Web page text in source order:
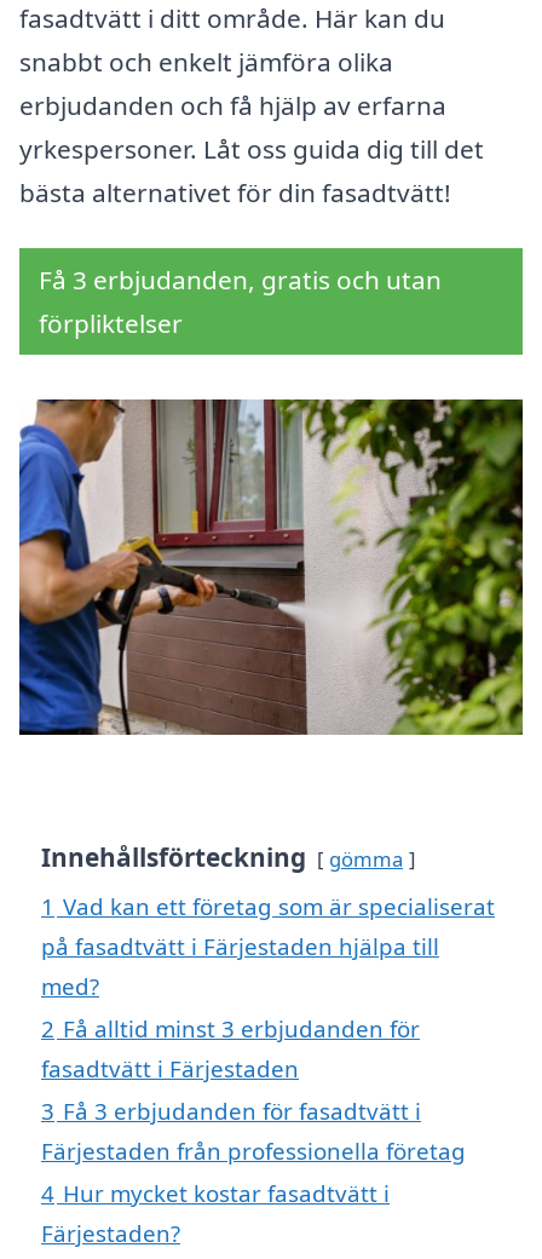
fasadtvätt i ditt område. Här kan du
snabbt och enkelt jämföra olika
erbjudanden och få hjälp av erfarna
yrkespersoner. Låt oss guida dig till det
bästa alternativet för din fasadtvätt!
Få 3 erbjudanden, gratis och utan
förpliktelser
Innehållsförteckning gömma
1 Vad kan ett företag som är specialiserat
på fasadtvätt i Färjestaden hjälpa till
med?
2 Få alltid minst 3 erbjudanden för
fasadtvätt i Färjestaden
3 Få 3 erbjudanden för fasadtvätt i
Färjestaden från professionella företag
4 Hur mycket kostar fasadtvätt i
Färjestaden?